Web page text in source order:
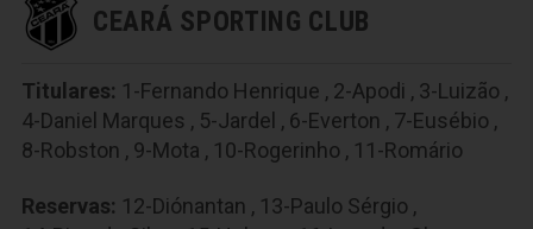
CEARÁ SPORTING CLUB
Titulares: 1-Fernando Henrique , 2-Apodi , 3-Luizão ,
4-Daniel Marques , 5-Jardel , 6-Everton , 7-Eusébio ,
8-Robston , 9-Mota , 10-Rogerinho , 11-Romário
Reservas: 12-Diónantan , 13-Paulo Sérgio ,